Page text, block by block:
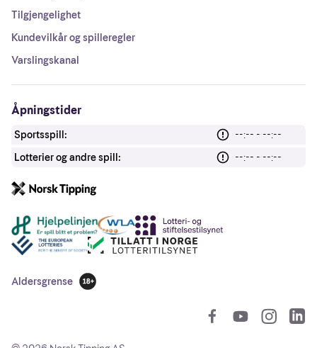
Tilgjengelighet
Kundevilkår og spilleregler
Varslingskanal
Åpningstider
Sportsspill:
--:-- - --:--
Lotterier og andre spill:
--:-- - --:--
Andre lenker
Aldersgrense
18 år